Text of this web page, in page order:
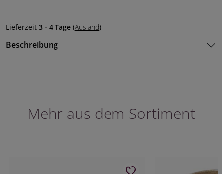
Lieferzeit 3 - 4 Tage (Ausland)
Beschreibung
Mehr aus dem Sortiment